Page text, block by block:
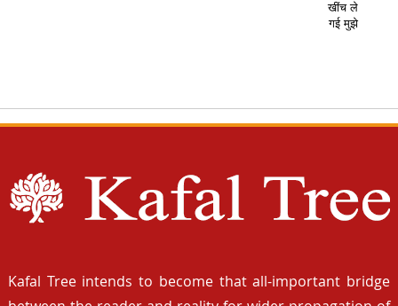
खींच ले
गई मुझे
Kafal Tree intends to become that all-important bridge